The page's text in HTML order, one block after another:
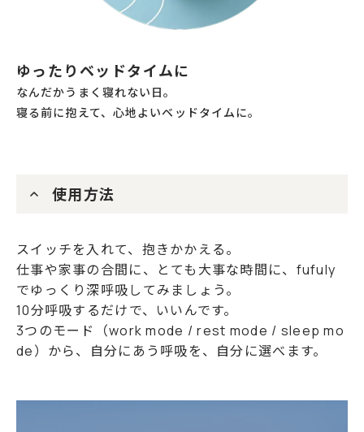
ゆったりベッドタイムに
なんだかうまく寝れない日。
寝る前に抱えて、心地よいベッドタイムに。
使用方法
スイッチを入れて、抱きかかえる。
仕事や家事の合間に、とても大事な時間に、fufuly
でゆっくり深呼吸してみましょう。
10分呼吸するだけで、いいんです。
3つのモード（work mode / rest mode / sleep mo
de）から、自分にあう呼吸を、自分に選べます。